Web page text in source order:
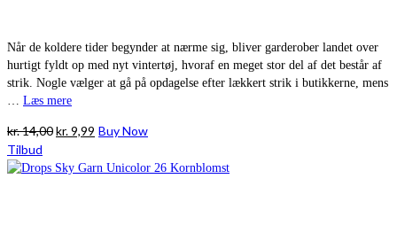
Når de koldere tider begynder at nærme sig, bliver garderober landet over
hurtigt fyldt op med nyt vintertøj, hvoraf en meget stor del af det består af
strik. Nogle vælger at gå på opdagelse efter lækkert strik i butikkerne, mens
… Læs mere
kr.14,00Den
pris
kr.9,99 Den
pris
Buy Now
Tilbud